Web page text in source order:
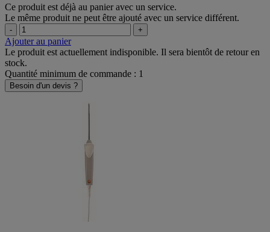
Ce produit est déjà au panier avec un service.
Le même produit ne peut être ajouté avec un service différent.
- +
Ajouter au panier
Le produit est actuellement indisponible. Il sera bientôt de retour en
stock.
Quantité minimum de commande : 1
Besoin d'un devis ?